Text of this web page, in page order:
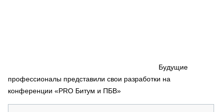
СПЕЦПРОЕКТЫ
МЕРОПРИЯТИЯ
СТАТЬИ ПО КАТЕГОРИЯМ ТЕХНИКИ
Будущие
профессионалы представили свои разработки на
конференции «PRO Битум и ПБВ»